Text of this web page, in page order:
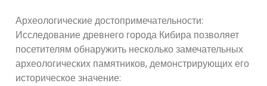
Археологические достопримечательности:
Исследование древнего города Кибира позволяет
посетителям обнаружить несколько замечательных
археологических памятников, демонстрирующих его
историческое значение: